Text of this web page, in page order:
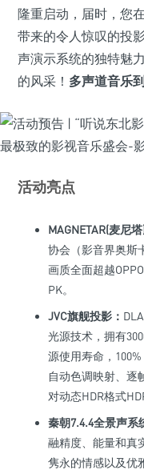
隆重启动，届时，您
带来的令人惊叹的投
声演示系统的独特魅
的风采！ 多声道音乐
活动亮点
MAGNETAR(麦尼
协会（影音界奥斯
画质全面超越
PK。
JVC旗舰投影：
光源技术，拥有
源使用寿命，
自动色调映射、逐
对动态HDR格式
秦朝7.4.4全景声系
融精度、能量和真
隽永的情感以及优